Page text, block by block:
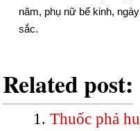
năm, phụ nữ bế kinh,
sắc.
Related post:
Thuốc phá